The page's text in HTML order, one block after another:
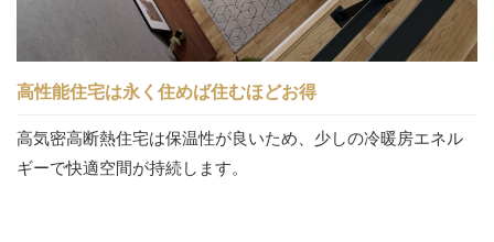
高性能住宅は永く住めば住むほどお得
高気密高断熱住宅は保温性が良いため、少しの冷暖房エネル
ギーで快適空間が持続します。